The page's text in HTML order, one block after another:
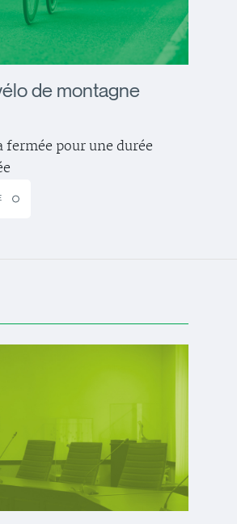
de montagne
fermée pour une durée